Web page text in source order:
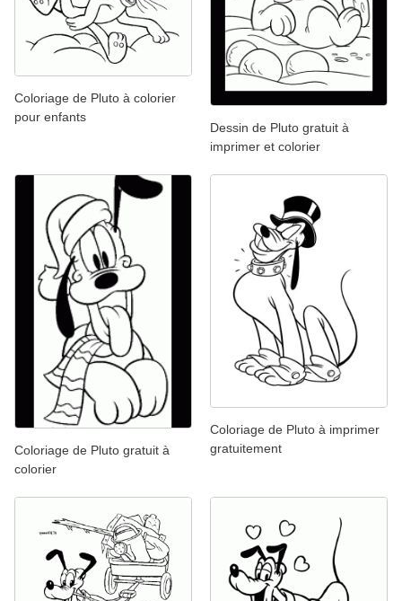
Coloriage de Pluto à colorier
pour enfants
Dessin de Pluto gratuit à
imprimer et colorier
Coloriage de Pluto gratuit à
colorier
Coloriage de Pluto à imprimer
gratuitement